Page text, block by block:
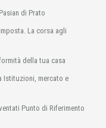
di Prato
La corsa agli
della tua casa
Istituzioni, mercato e
Punto di Riferimento